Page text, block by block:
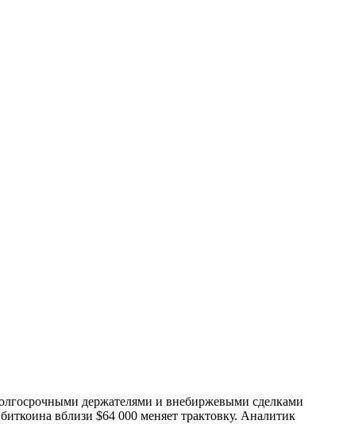
держателями и внебиржевыми сделками
вблизи $64 000 меняет трактовку. Аналитик